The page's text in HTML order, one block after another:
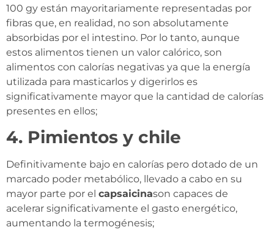
100 gy están mayoritariamente representadas por
fibras que, en realidad, no son absolutamente
absorbidas por el intestino. Por lo tanto, aunque
estos alimentos tienen un valor calórico, son
alimentos con calorías negativas ya que la energía
utilizada para masticarlos y digerirlos es
significativamente mayor que la cantidad de calorías
presentes en ellos;
4. Pimientos y chile
Definitivamente bajo en calorías pero dotado de un
marcado poder metabólico, llevado a cabo en su
mayor parte por el capsaicinason capaces de
acelerar significativamente el gasto energético,
aumentando la termogénesis;